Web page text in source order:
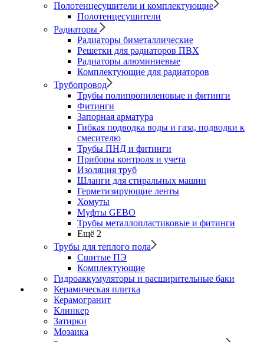
Полотенцесушители и комплектующие
Полотенцесушители
Радиаторы
Радиаторы биметаллические
Решетки для радиаторов ПВХ
Радиаторы алюминиевые
Комплектующие для радиаторов
Трубопровод
Трубы полипропиленовые и фитинги
Фитинги
Запорная арматура
Гибкая подводка воды и газа, подводки к
смесителю
Трубы ПНД и фитинги
Приборы контроля и учета
Изоляция труб
Шланги для стиральных машин
Герметизирующие ленты
Хомуты
Муфты GEBO
Трубы металлопластиковые и фитинги
Ещё 2
Трубы для теплого пола
Сшитые ПЭ
Комплектующие
Гидроаккумуляторы и расширительные баки
Керамическая плитка
Керамогранит
Клинкер
Затирки
Мозаика